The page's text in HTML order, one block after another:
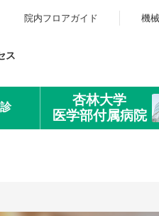
院内フロアガイド 機
ス
杏林大学
医学部付属病院